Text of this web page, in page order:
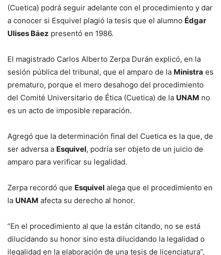
(Cuetica) podrá seguir adelante con el procedimiento y dar
a conocer si Esquivel plagió la tesis que el alumno Édgar
Ulises Báez presentó en 1986.
El magistrado Carlos Alberto Zerpa Durán explicó, en la
sesión pública del tribunal, que el amparo de la Ministra es
prematuro, porque el mero desahogo del procedimiento
del Comité Universitario de Ética (Cuetica) de la UNAM no
es un acto de imposible reparación.
Agregó que la determinación final del Cuetica es la que, de
ser adversa a Esquivel, podría ser objeto de un juicio de
amparo para verificar su legalidad.
Zerpa recordó que Esquivel alega que el procedimiento en
la UNAM afecta su derecho al honor.
“En el procedimiento al que la están citando, no se está
dilucidando su honor sino esta dilucidando la legalidad o
ilegalidad en la elaboración de una tesis de licenciatura”,